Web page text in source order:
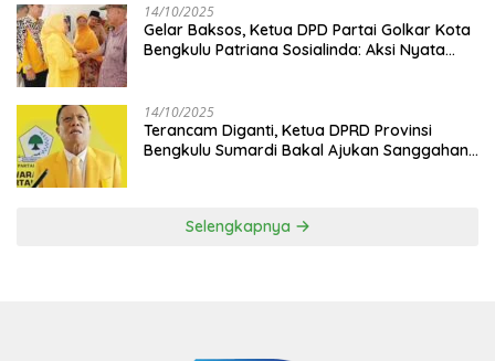
14/10/2025
‎Gelar Baksos, Ketua DPD Partai Golkar Kota
Bengkulu Patriana Sosialinda: Aksi Nyata
14/10/2025
Terancam Diganti, Ketua DPRD Provinsi
Bengkulu Sumardi Bakal Ajukan Sanggahan
Selengkapnya